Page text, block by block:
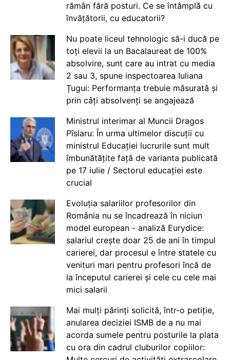
rămân fără posturi. Ce se întâmplă cu
învățătorii, cu educatorii?
Nu poate liceul tehnologic să-i ducă pe
toți elevii la un Bacalaureat de 100%
absolvire, sunt care au intrat cu media
2 sau 3, spune inspectoarea Iuliana
Țugui: Performanța trebuie măsurată și
prin câți absolvenți se angajează
Ministrul interimar al Muncii Dragos
Pîslaru: În urma ultimelor discuții cu
ministrul Educației lucrurile sunt mult
îmbunătățite față de varianta publicată
pe 17 iulie / Sectorul educației este
crucial
Evoluția salariilor profesorilor din
România nu se încadrează în niciun
model european - analiză Eurydice:
salariul crește doar 25 de ani în timpul
carierei, dar procesul e între statele cu
venituri mari pentru profesori încă de
la începutul carierei și cele cu cele mai
mici salarii
Mai mulți părinți solicită, într-o petiție,
anularea deciziei ISMB de a nu mai
acorda sumele pentru posturile la plata
cu ora din cadrul cluburilor copiilor: